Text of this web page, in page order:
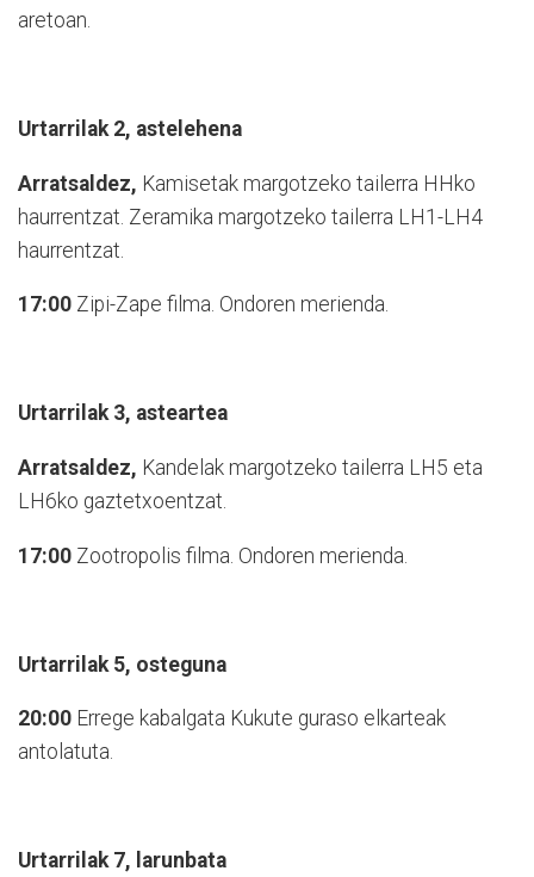
aretoan.
Urtarrilak 2, astelehena
Arratsaldez, Kamisetak margotzeko tailerra HHko
haurrentzat. Zeramika margotzeko tailerra LH1-LH4
haurrentzat.
17:00 Zipi-Zape filma. Ondoren merienda.
Urtarrilak 3, asteartea
Arratsaldez, Kandelak margotzeko tailerra LH5 eta
LH6ko gaztetxoentzat.
17:00 Zootropolis filma. Ondoren merienda.
Urtarrilak 5, osteguna
20:00 Errege kabalgata Kukute guraso elkarteak
antolatuta.
Urtarrilak 7, larunbata